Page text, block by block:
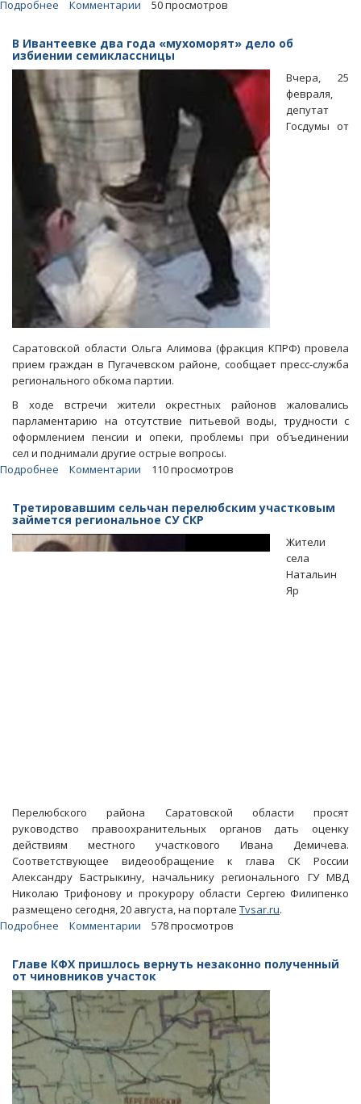
Подробнее
оставили
малый
бизнес
и
НКО
без
контрактов
Комментарии 50 просмотров
В Ивантеевке два года «мухоморят» дело об
избиении семиклассницы
Вчера, 25
февраля,
депутат
Госдумы от
Саратовской области Ольга Алимова (фракция КПРФ) провела
прием граждан в Пугачевском районе, сообщает пресс-служба
регионального обкома партии.
В ходе встречи жители окрестных районов жаловались
парламентарию на отсутствие питьевой воды, трудности с
оформлением пенсии и опеки, проблемы при объединении
сел и поднимали другие острые вопросы.
Подробнее
два
года
«мухоморят»
Комментарии 110 просмотров
Третировавшим сельчан перелюбским участковым
займется региональное СУ СКР
Жители
села
Натальин
Яр
Перелюбского района Саратовской области просят
руководство правоохранительных органов дать оценку
действиям местного участкового Ивана Демичева.
Соответствующее видеообращение к глава СК России
Александру Бастрыкину, начальнику регионального ГУ МВД
Николаю Трифонову и прокурору области Сергею Филипенко
размещено сегодня, 20 августа, на портале Tvsar.ru.
Подробнее
сельчан
перелюбским
участковым
займется
региональное
СУ
СКР
Комментарии 578 просмотров
Главе КФХ пришлось вернуть незаконно полученный
от чиновников участок